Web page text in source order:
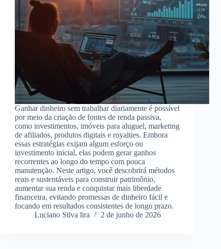
Ganhar dinheiro sem trabalhar diariamente é possível
por meio da criação de fontes de renda passiva,
como investimentos, imóveis para aluguel, marketing
de afiliados, produtos digitais e royalties. Embora
essas estratégias exijam algum esforço ou
investimento inicial, elas podem gerar ganhos
recorrentes ao longo do tempo com pouca
manutenção. Neste artigo, você descobrirá métodos
reais e sustentáveis para construir patrimônio,
aumentar sua renda e conquistar mais liberdade
financeira, evitando promessas de dinheiro fácil e
focando em resultados consistentes de longo prazo.
Luciano Silva lira
2 de junho de 2026